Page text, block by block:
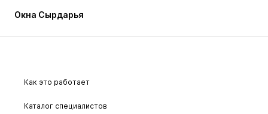
Окна Сырдарья
Как это работает
Каталог специалистов